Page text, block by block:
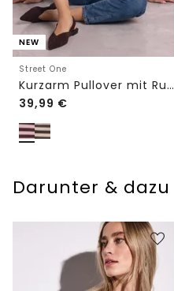
NEW
Street One
Kurzarm Pullover mit Rundhals und Streifen
39,99 €
Darunter & dazu